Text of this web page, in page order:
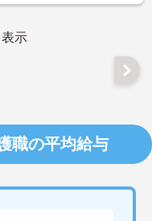
示
職の平均給与